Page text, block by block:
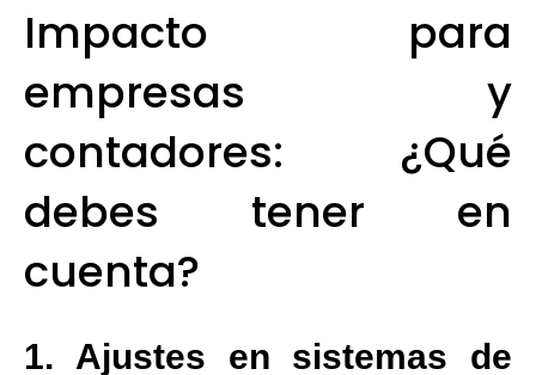
Impacto para
empresas y
contadores: ¿Qué
debes tener en
cuenta?
1. Ajustes en sistemas de